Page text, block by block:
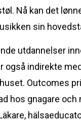
Nå kan det
sin
utdannelser
også indirekte
Outcomes
hos gnagare och